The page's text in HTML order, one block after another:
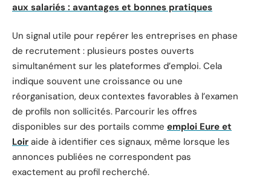
aux salariés : avantages et bonnes pratiques
Un signal utile pour repérer les entreprises en phase
de recrutement : plusieurs postes ouverts
simultanément sur les plateformes d’emploi. Cela
indique souvent une croissance ou une
réorganisation, deux contextes favorables à l’examen
de profils non sollicités. Parcourir les offres
disponibles sur des portails comme emploi Eure et
Loir aide à identifier ces signaux, même lorsque les
annonces publiées ne correspondent pas
exactement au profil recherché.